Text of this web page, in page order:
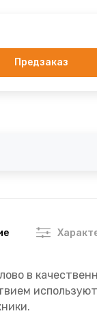
Предзаказ
в